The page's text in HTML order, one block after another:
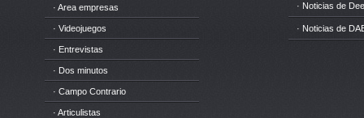
· Area empresas
· Videojuegos
· Entrevistas
· Dos minutos
· Campo Contrario
· Articulistas
· Noticias de
· Noticias de